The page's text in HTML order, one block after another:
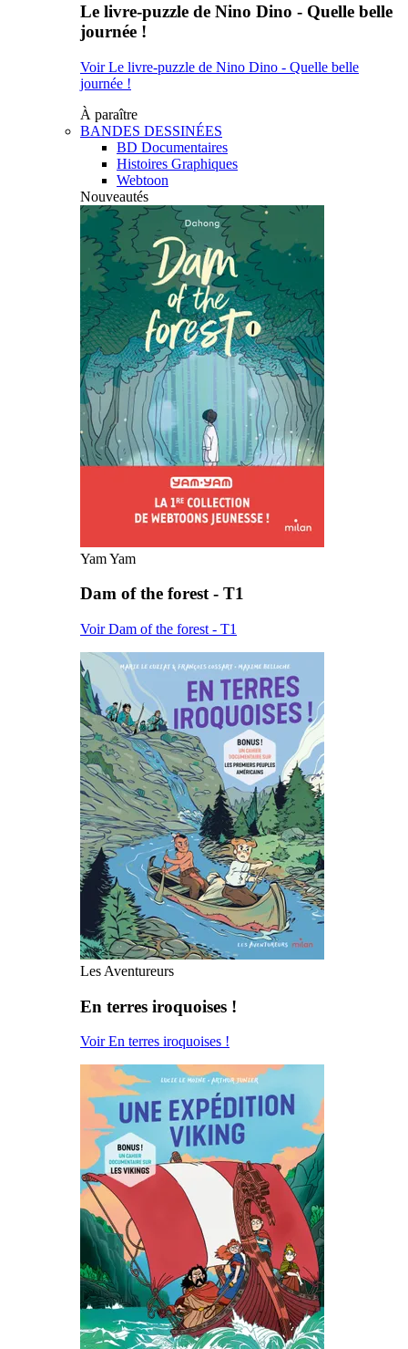
Le livre-puzzle de Nino Dino - Quelle belle
journée !
Voir Le livre-puzzle de Nino Dino - Quelle belle
journée !
À paraître
BANDES DESSINÉES
BD Documentaires
Histoires Graphiques
Webtoon
Nouveautés
Yam Yam
Dam of the forest - T1
Voir Dam of the forest - T1
Les Aventureurs
En terres iroquoises !
Voir En terres iroquoises !